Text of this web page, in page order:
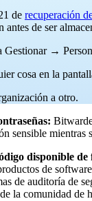
de recuperación
antes de ser
Gestionar →
cosa en la
a otro.
sensible mientras
disponible de
de
de auditoría de
la comunidad de